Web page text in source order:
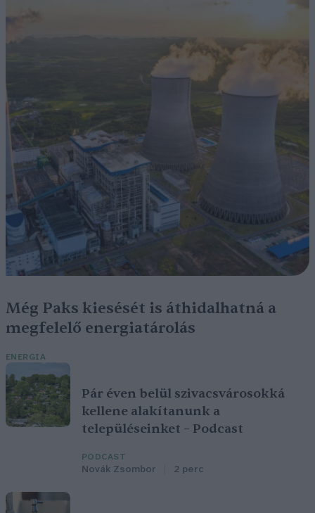
Még Paks kiesését is áthidalhatná a
megfelelő energiatárolás
ENERGIA
Pár éven belül szivacsvárosokká
kellene alakítanunk a
településeinket – Podcast
PODCAST
Novák Zsombor 2 perc